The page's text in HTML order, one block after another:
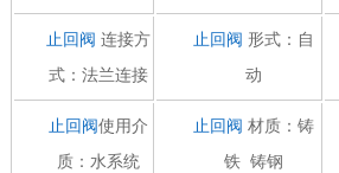
止回阀 连接方
式：法兰连接
止回阀 形式：自
动
止回阀使用介
质：水系统
止回阀 材质：铸
铁 铸钢